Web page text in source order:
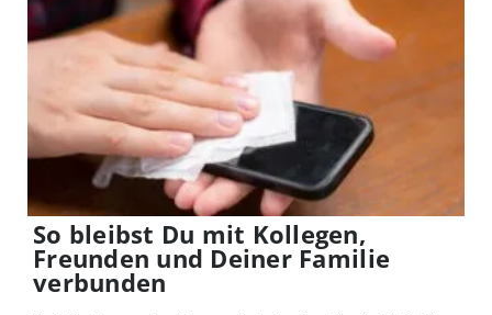
So bleibst Du mit Kollegen,
Freunden und Deiner Familie
verbunden